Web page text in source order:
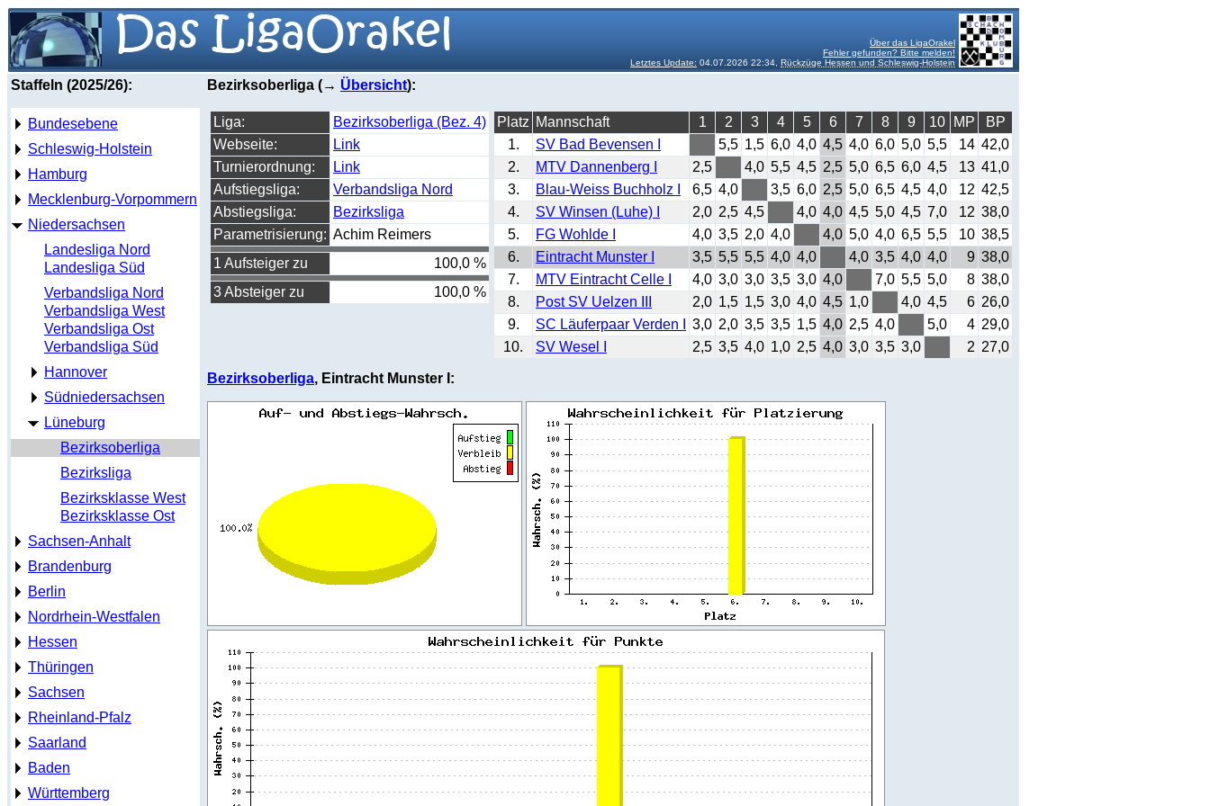
Über das LigaOrakel
Fehler gefunden? Bitte melden!
Letztes Update: 04.07.2026 22:34, Rückzüge Hessen und Schleswig-Holstein
Staffeln (2025/26):
Bundesebene
Schleswig-Holstein
Hamburg
Mecklenburg-Vorpommern
Niedersachsen
Landesliga Nord
Landesliga Süd
Verbandsliga Nord
Verbandsliga West
Verbandsliga Ost
Verbandsliga Süd
Hannover
Südniedersachsen
Lüneburg
Bezirksoberliga
Bezirksliga
Bezirksklasse West
Bezirksklasse Ost
Sachsen-Anhalt
Brandenburg
Berlin
Nordrhein-Westfalen
Hessen
Thüringen
Sachsen
Rheinland-Pfalz
Saarland
Baden
Württemberg
Bezirksoberliga (→ Übersicht):
Liga:
Bezirksoberliga (Bez. 4)
Webseite:
Link
Turnierordnung:
Link
Aufstiegsliga:
Verbandsliga Nord
Abstiegsliga:
Bezirksliga
Parametrisierung: Achim Reimers
1 Aufsteiger zu
100,0 %
3 Absteiger zu
100,0 %
Platz Mannschaft 1 2 3 4 5 6 7 8 9 10 MP
BP
1.
SV Bad Bevensen I 5,5 1,5 6,0 4,0 4,5 4,0 6,0 5,0 5,5 14 42,0
2.
MTV Dannenberg I 2,5 4,0 5,5 4,5 2,5 5,0 6,5 6,0 4,5 13 41,0
3.
Blau-Weiss Buchholz I 6,5 4,0 3,5 6,0 2,5 5,0 6,5 4,5 4,0 12 42,5
4.
SV Winsen (Luhe) I 2,0 2,5 4,5 4,0 4,0 4,5 5,0 4,5 7,0 12 38,0
5.
FG Wohlde I 4,0 3,5 2,0 4,0 4,0 5,0 4,0 6,5 5,5 10 38,5
6.
Eintracht Munster I 3,5 5,5 5,5 4,0 4,0 4,0 3,5 4,0 4,0 9 38,0
7.
MTV Eintracht Celle I 4,0 3,0 3,0 3,5 3,0 4,0 7,0 5,5 5,0 8 38,0
8.
Post SV Uelzen III 2,0 1,5 1,5 3,0 4,0 4,5 1,0 4,0 4,5 6 26,0
9.
SC Läuferpaar Verden I 3,0 2,0 3,5 3,5 1,5 4,0 2,5 4,0 5,0 4 29,0
10.
SV Wesel I 2,5 3,5 4,0 1,0 2,5 4,0 3,0 3,5 3,0 2 27,0
Bezirksoberliga, Eintracht Munster I: